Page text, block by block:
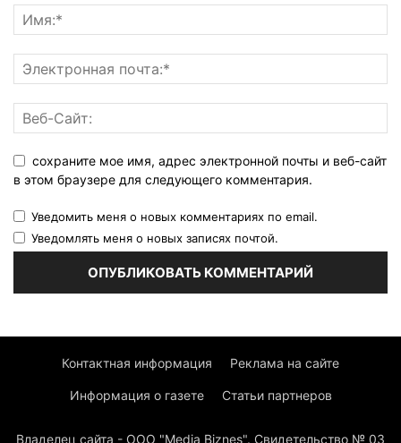
сохраните мое имя, адрес электронной почты и веб-сайт
в этом браузере для следующего комментария.
Уведомить меня о новых комментариях по email.
Уведомлять меня о новых записях почтой.
Контактная информация Реклама на сайте
Информация о газете Статьи партнеров
Владелец сайта - ООО "Media Biznes". Свидетельство № 03